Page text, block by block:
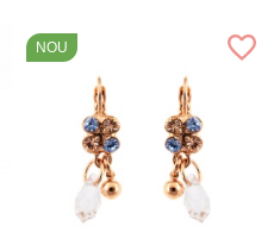
NOU